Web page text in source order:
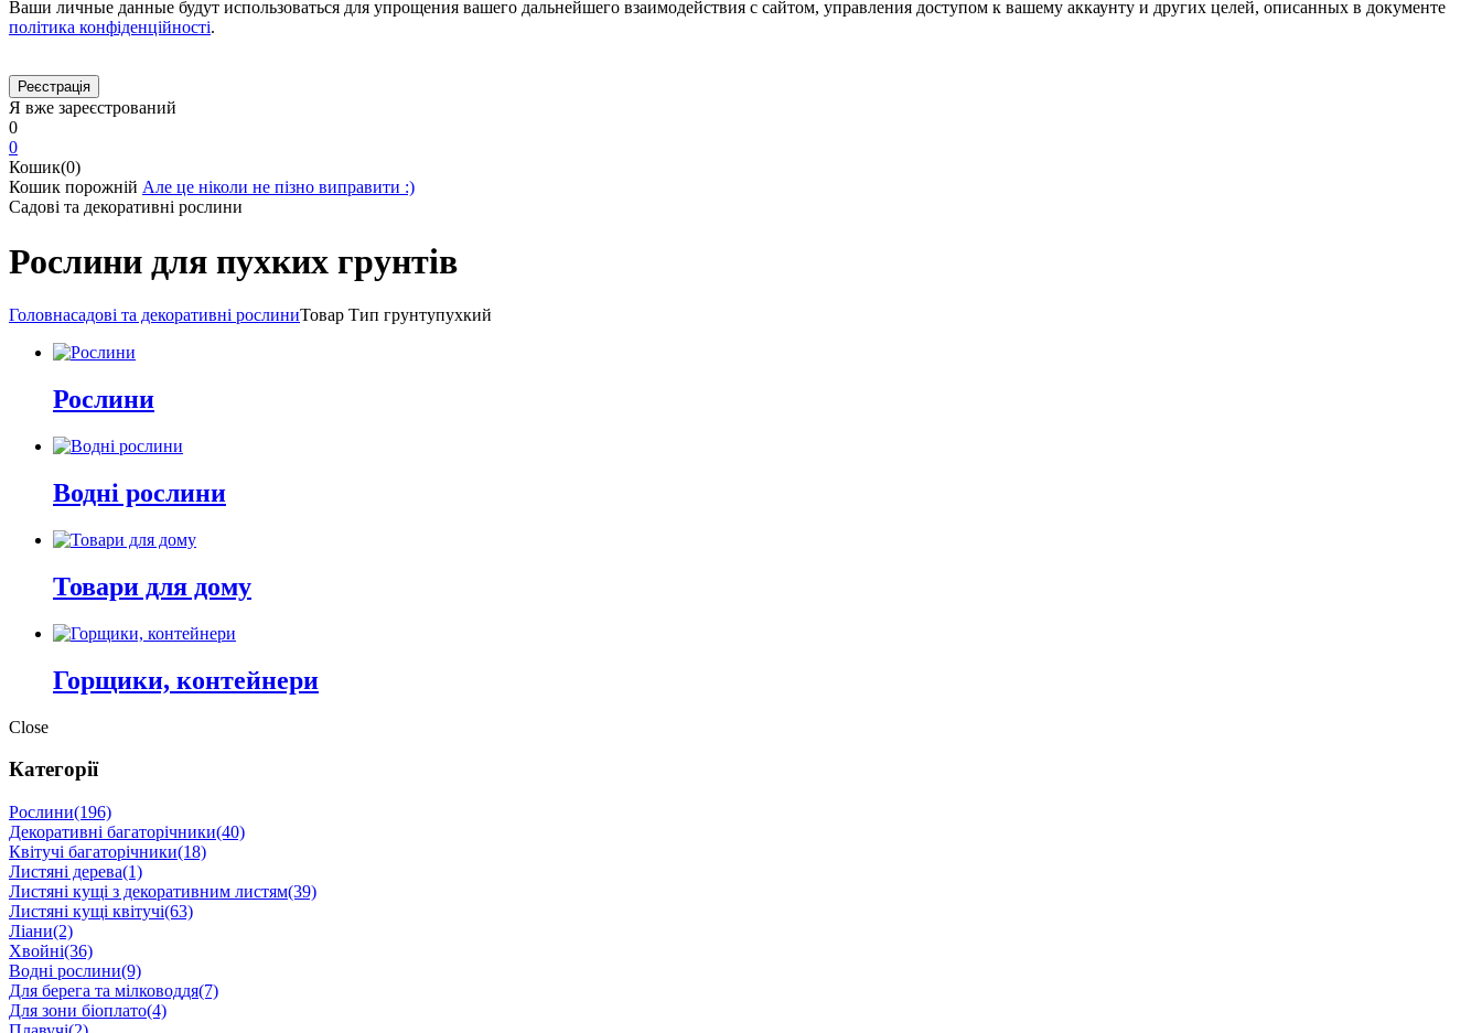
Ваши личные данные будут использоваться для упрощения вашего дальнейшего взаимодействия с сайтом, управления доступом к вашему аккаунту и других целей, описанных в документе
політика конфіденційності.
Я вже зареєстрований
0
0
Кошик(0)
Кошик порожній Але це ніколи не пізно виправити :)
Садові та декоративні рослини
Рослини для пухких грунтів
Головнасадові та декоративні рослиниТовар Тип грунтупухкий
Рослини
Водні рослини
Товари для дому
Горщики, контейнери
Close
Категорії
Рослини(196)
Декоративні багаторічники(40)
Квітучі багаторічники(18)
Листяні дерева(1)
Листяні кущі з декоративним листям(39)
Листяні кущі квітучі(63)
Ліани(2)
Хвойні(36)
Водні рослини(9)
Для берега та мілководдя(7)
Для зони біоплато(4)